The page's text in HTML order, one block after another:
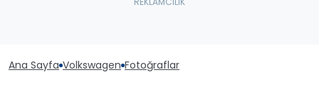
Ana Sayfa Volkswagen Fotoğraflar